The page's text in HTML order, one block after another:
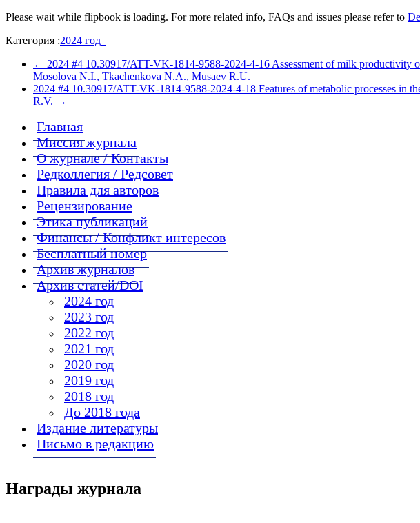
Please wait while flipbook is loading. For more related info, FAQs and issues please refer to
Категория :2024 год
← 2024 #4 10.30917/ATT-VK-1814-9588-2024-4-16 Assessment of milk productivity
Mosolova N.I., Tkachenkova N.A., Musaev R.U.
2024 #4 10.30917/ATT-VK-1814-9588-2024-4-18 Features of metabolic processes in
R.V. →
Главная
Миссия журнала
О журнале / Контакты
Редколлегия / Редсовет
Правила для авторов
Рецензирование
Этика публикаций
Финансы / Конфликт интересов
Бесплатный номер
Архив журналов
Архив статей/DOI
2024 год
2023 год
2022 год
2021 год
2020 год
2019 год
2018 год
До 2018 года
Издание литературы
Письмо в редакцию
Награды журнала